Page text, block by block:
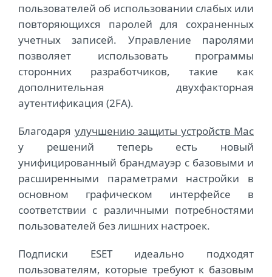
пользователей об использовании слабых или
повторяющихся паролей для сохраненных
учетных записей. Управление паролями
позволяет использовать программы
сторонних разработчиков, такие как
дополнительная двухфакторная
аутентификация (2FA).
Благодаря улучшению защиты устройств Mac
у решений теперь есть новый
унифицированный брандмауэр с базовыми и
расширенными параметрами настройки в
основном графическом интерфейсе в
соответствии с различными потребностями
пользователей без лишних настроек.
Подписки ESET идеально подходят
пользователям, которые требуют к базовым